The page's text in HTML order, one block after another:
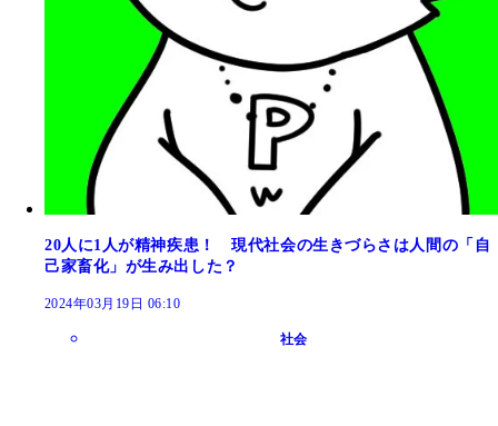
20人に1人が精神疾患！ 現代社会の生きづらさは人間の「自
己家畜化」が生み出した？
2024年03月19日 06:10
社会